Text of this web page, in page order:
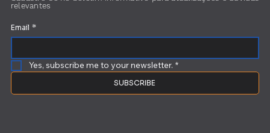
relevantes
Email *
Yes, subscribe me to your newsletter. *
SUBSCRIBE